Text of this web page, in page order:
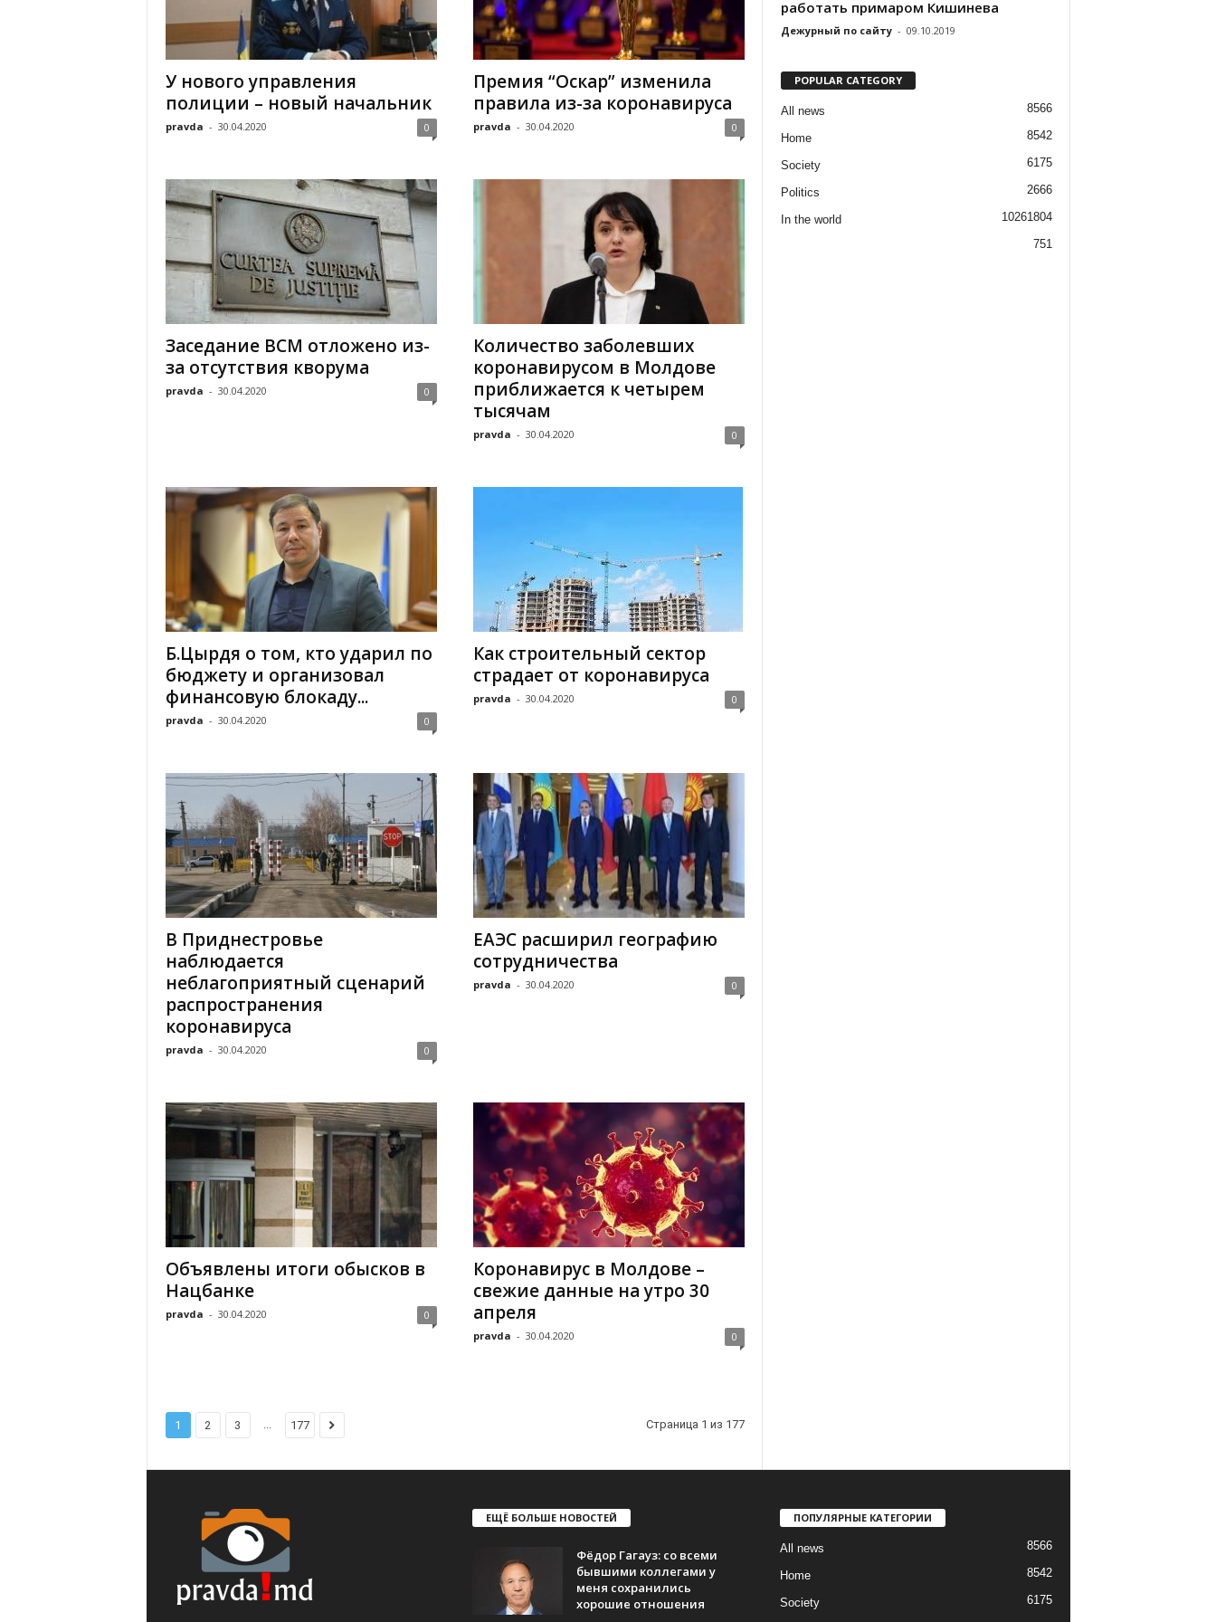
У нового управления
полиции – новый начальник
pravda - 30.04.2020 0
Премия “Оскар” изменила
правила из-за коронавируса
pravda - 30.04.2020 0
Заседание ВСМ отложено из-
за отсутствия кворума
pravda - 30.04.2020 0
Количество заболевших
коронавирусом в Молдове
приближается к четырем
тысячам
pravda - 30.04.2020 0
Б.Цырдя о том, кто ударил по
бюджету и организовал
финансовую блокаду...
pravda - 30.04.2020 0
Как строительный сектор
страдает от коронавируса
pravda - 30.04.2020 0
В Приднестровье
наблюдается
неблагоприятный сценарий
распространения
коронавируса
pravda - 30.04.2020 0
ЕАЭС расширил географию
сотрудничества
pravda - 30.04.2020 0
Объявлены итоги обысков в
Нацбанке
pravda - 30.04.2020 0
Коронавирус в Молдове –
свежие данные на утро 30
апреля
pravda - 30.04.2020 0
1 2 3 ... 177 Страница 1 из 177
работать примаром Кишинева
Дежурный по сайту - 09.10.2019
POPULAR CATEGORY
All news 8566
Home 8542
Society 6175
Politics
2666
1804
In the world
1026
751
ЕЩЁ БОЛЬШЕ НОВОСТЕЙ
Фёдор Гагауз: со всеми
бывшими коллегами у
меня сохранились
хорошие отношения
ПОПУЛЯРНЫЕ КАТЕГОРИИ
All news 8566
Home 8542
Society
6175